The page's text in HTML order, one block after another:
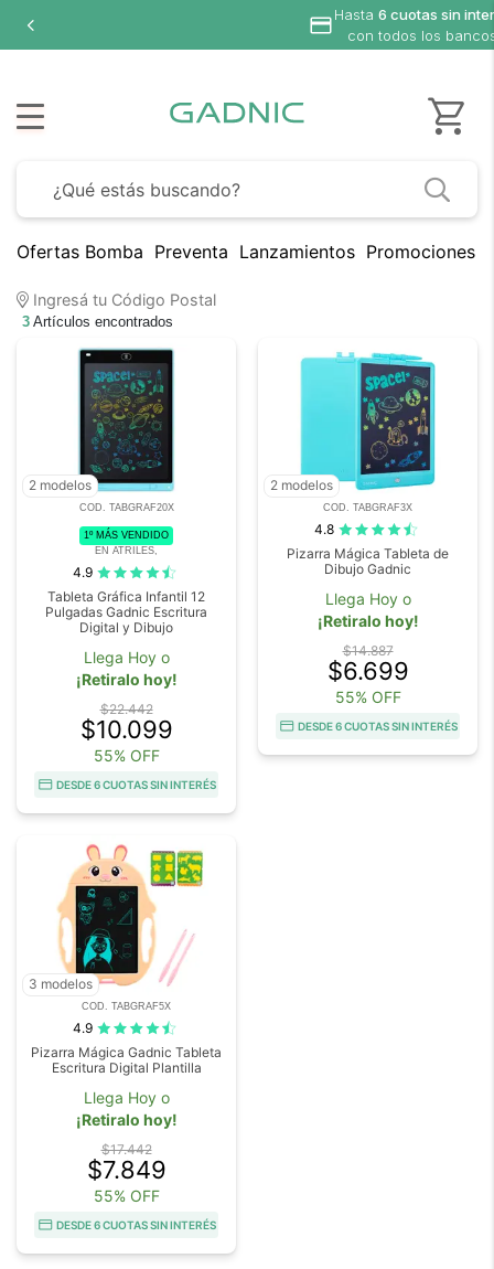
Hasta 6 cuotas sin
con todos los
Ofertas Bomba Preventa Lanzamientos Promociones
Ingresá tu Código Postal
3 Artículos encontrados
2 modelos
COD. TABGRAF20X
1º MÁS VENDIDO
EN ATRILES,
4.9
Tableta Gráfica Infantil 12
Pulgadas Gadnic Escritura
Digital y Dibujo
Llega Hoy o
¡Retiralo hoy!
$22.442
$10.099
55% OFF
DESDE 6 CUOTAS SIN INTERÉS
2 modelos
COD. TABGRAF3X
4.8
Pizarra Mágica Tableta de
Dibujo Gadnic
Llega Hoy o
¡Retiralo hoy!
$14.887
$6.699
55% OFF
DESDE 6 CUOTAS SIN INTERÉS
3 modelos
COD. TABGRAF5X
4.9
Pizarra Mágica Gadnic Tableta
Escritura Digital Plantilla
Llega Hoy o
¡Retiralo hoy!
$17.442
$7.849
55% OFF
DESDE 6 CUOTAS SIN INTERÉS